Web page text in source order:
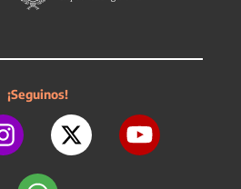
¡Seguinos!